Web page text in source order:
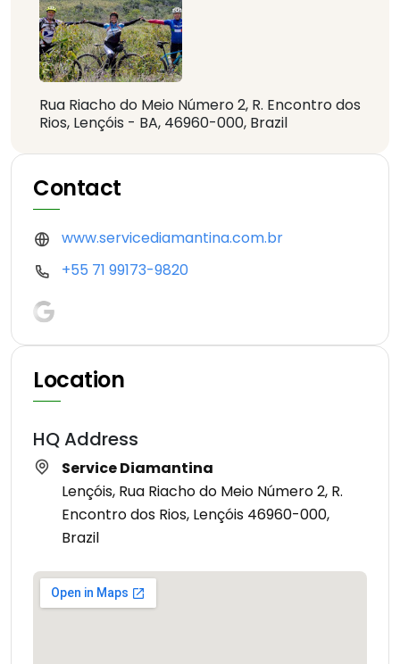
Rua Riacho do Meio Número 2, R. Encontro dos
Rios, Lençóis - BA, 46960-000, Brazil
Contact
www.servicediamantina.com.br
+55 71 99173-9820
Location
HQ Address
Service Diamantina
Lençóis, Rua Riacho do Meio Número 2, R.
Encontro dos Rios, Lençóis 46960-000,
Brazil